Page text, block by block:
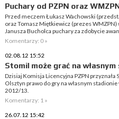
Puchary od PZPN oraz
Przed meczem Łukasz Wachowski
oraz Tomasz Miętkiewicz (prezes WMZPN)
Janusza Bucholca puchary za zdobycie
Komentarzy: 0 »
02.08.12 15:52
Stomil może grać na
Dzisiaj Komisja Licencyjna PZPN przyznała
Olsztyn prawo do gry na własnym
2012/13.
Komentarzy: 1 »
26.07.12 15:42